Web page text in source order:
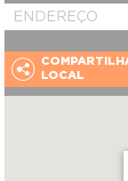
LOCAL